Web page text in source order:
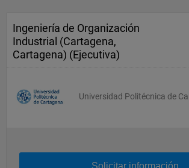
Ingeniería de Organización
Industrial (Cartagena,
Cartagena) (Ejecutiva)
Universidad Politécnica de
Solicitar información